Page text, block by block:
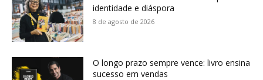
identidade e diáspora
8 de agosto de 2026
O longo prazo sempre vence: livro ensina
sucesso em vendas